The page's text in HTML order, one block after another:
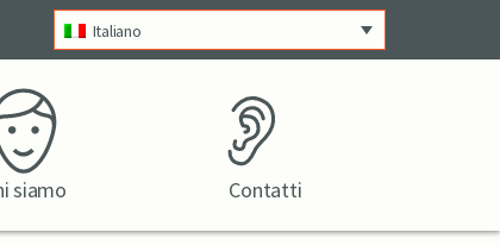
Italiano
siamo Contatti